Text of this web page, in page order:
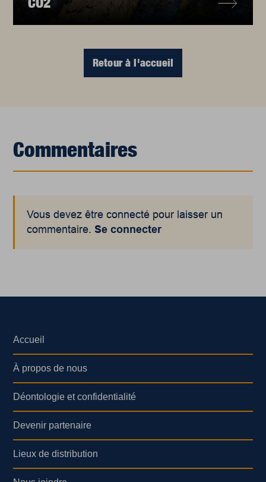
Retour à l'accueil
Commentaires
Vous devez être connecté pour laisser un
commentaire.Se connecter
Accueil
À propos de nous
Déontologie et confidentialité
Devenir partenaire
Lieux de distribution